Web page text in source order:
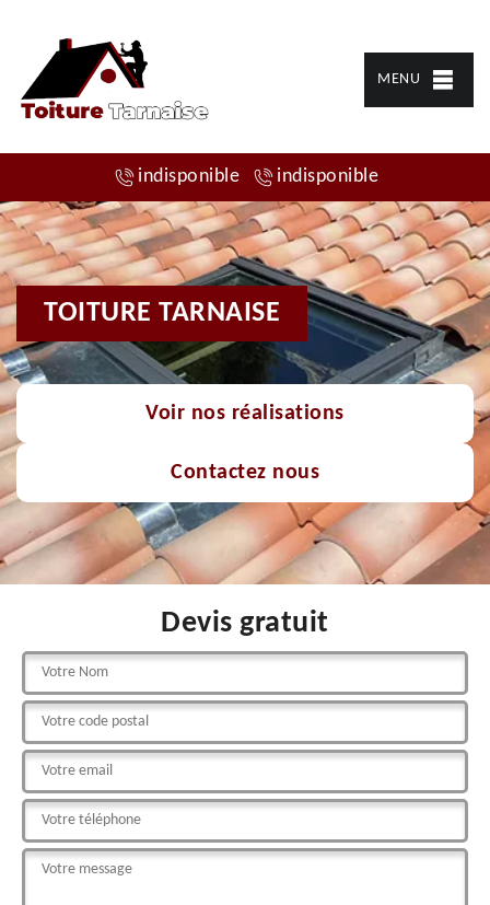
MENU
indisponible indisponible
TOITURE TARNAISE
Voir nos réalisations
Contactez nous
Devis gratuit